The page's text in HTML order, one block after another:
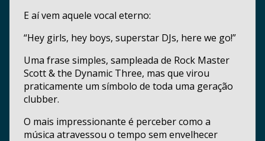
E aí vem aquele vocal eterno:
“Hey girls, hey boys, superstar DJs, here we go!”
Uma frase simples, sampleada de Rock Master
Scott & the Dynamic Three, mas que virou
praticamente um símbolo de toda uma geração
clubber.
O mais impressionante é perceber como a
música atravessou o tempo sem envelhecer